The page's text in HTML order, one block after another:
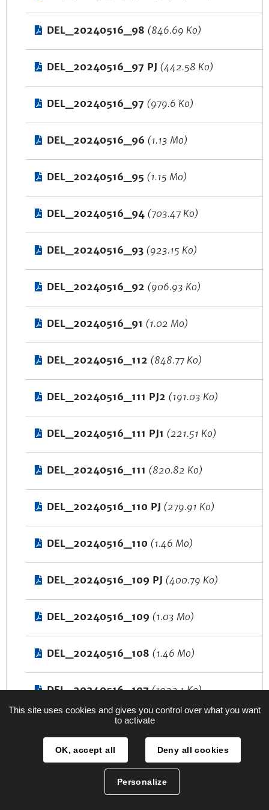
DEL_20240516_98 (846.69 Ko)
DEL_20240516_97 PJ (442.58 Ko)
DEL_20240516_97 (979.6 Ko)
DEL_20240516_96 (1.13 Mo)
DEL_20240516_95 (1.15 Mo)
DEL_20240516_94 (703.47 Ko)
DEL_20240516_93 (923.15 Ko)
DEL_20240516_92 (906.93 Ko)
DEL_20240516_91 (1.02 Mo)
DEL_20240516_112 (848.77 Ko)
DEL_20240516_111 PJ2 (191.03 Ko)
DEL_20240516_111 PJ1 (221.51 Ko)
DEL_20240516_111 (820.82 Ko)
DEL_20240516_110 PJ (279.91 Ko)
DEL_20240516_110 (1.46 Mo)
DEL_20240516_109 PJ (400.79 Ko)
DEL_20240516_109 (1.03 Mo)
DEL_20240516_108 (1.46 Mo)
DEL_20240516_107(1022.1 Ko)
DEL_20240516_106 PJ
DEL_20240516_106(836.04 Ko)
This site uses cookies and gives you control over what you want
to activate
OK, accept all Deny all cookies
Personalize